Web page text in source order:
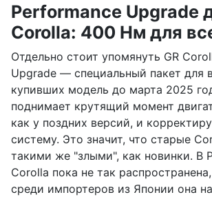
Performance Upgrade
Corolla: 400 Нм для
Отдельно стоит упомянуть GR
Upgrade — специальный пакет для
купивших модель до марта 2025
поднимает крутящий момент
как у поздних версий, и
систему. Это значит, что старые
такими же "злыми", как новинки. В
Corolla пока не так
среди импортеров из Японии она